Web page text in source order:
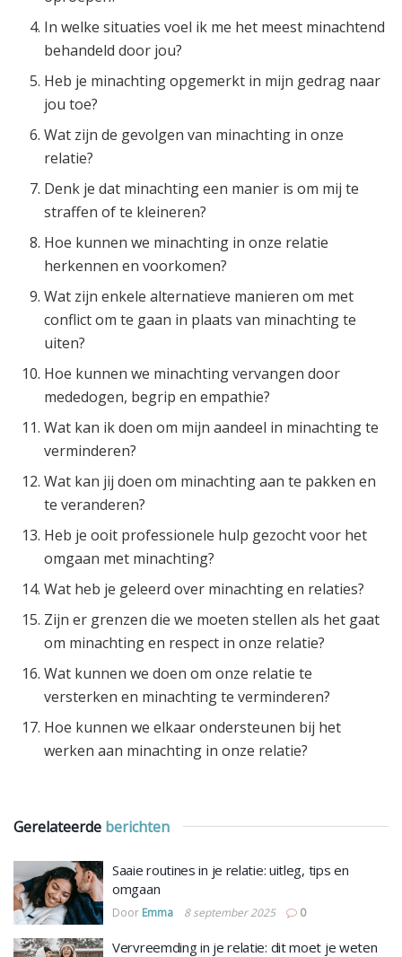
In welke situaties voel ik me het meest minachtend
behandeld door jou?
Heb je minachting opgemerkt in mijn gedrag naar
jou toe?
Wat zijn de gevolgen van minachting in onze
relatie?
Denk je dat minachting een manier is om mij te
straffen of te kleineren?
Hoe kunnen we minachting in onze relatie
herkennen en voorkomen?
Wat zijn enkele alternatieve manieren om met
conflict om te gaan in plaats van minachting te
uiten?
Hoe kunnen we minachting vervangen door
mededogen, begrip en empathie?
Wat kan ik doen om mijn aandeel in minachting te
verminderen?
Wat kan jij doen om minachting aan te pakken en
te veranderen?
Heb je ooit professionele hulp gezocht voor het
omgaan met minachting?
Wat heb je geleerd over minachting en relaties?
Zijn er grenzen die we moeten stellen als het gaat
om minachting en respect in onze relatie?
Wat kunnen we doen om onze relatie te
versterken en minachting te verminderen?
Hoe kunnen we elkaar ondersteunen bij het
werken aan minachting in onze relatie?
Gerelateerde berichten
Saaie routines in je relatie: uitleg, tips en
omgaan
Door Emma 8 september 2025 0
Vervreemding in je relatie: dit moet je weten